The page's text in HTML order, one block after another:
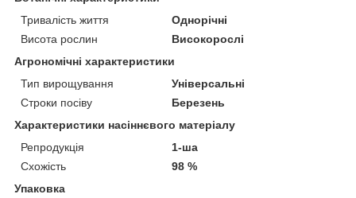
Тривалість життя
Однорічні
Висота рослин
Високорослі
Агрономічні характеристики
Тип вирощування
Універсальні
Строки посіву
Березень
Характеристики насіннєвого матеріалу
Репродукція
1-ша
Схожість
98 %
Упаковка